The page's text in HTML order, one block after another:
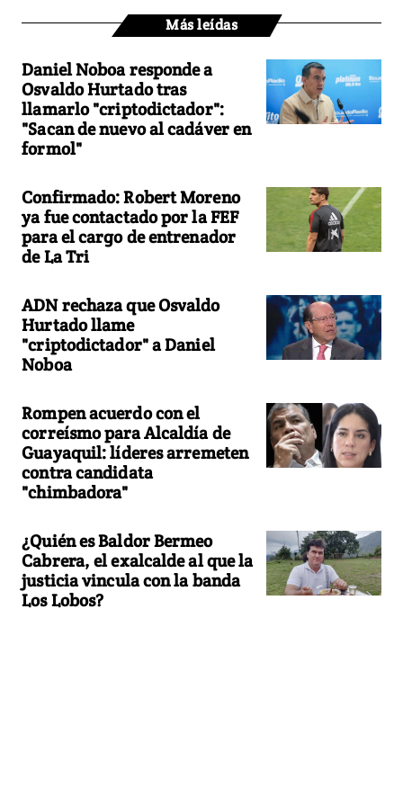
Más leídas
Daniel Noboa responde a
Osvaldo Hurtado tras
llamarlo "criptodictador":
"Sacan de nuevo al cadáver en
formol"
Confirmado: Robert Moreno
ya fue contactado por la FEF
para el cargo de entrenador
de La Tri
ADN rechaza que Osvaldo
Hurtado llame
"criptodictador" a Daniel
Noboa
Rompen acuerdo con el
correísmo para Alcaldía de
Guayaquil: líderes arremeten
contra candidata
"chimbadora"
¿Quién es Baldor Bermeo
Cabrera, el exalcalde al que la
justicia vincula con la banda
Los Lobos?